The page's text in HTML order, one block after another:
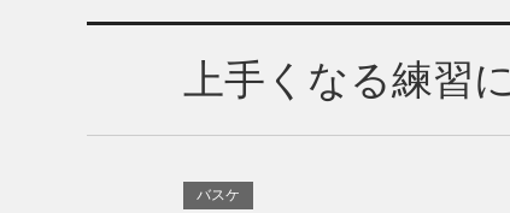
上手くなる練習
バスケ